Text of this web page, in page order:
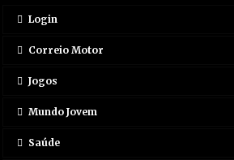
Login
Correio Motor
Jogos
Mundo Jovem
Saúde